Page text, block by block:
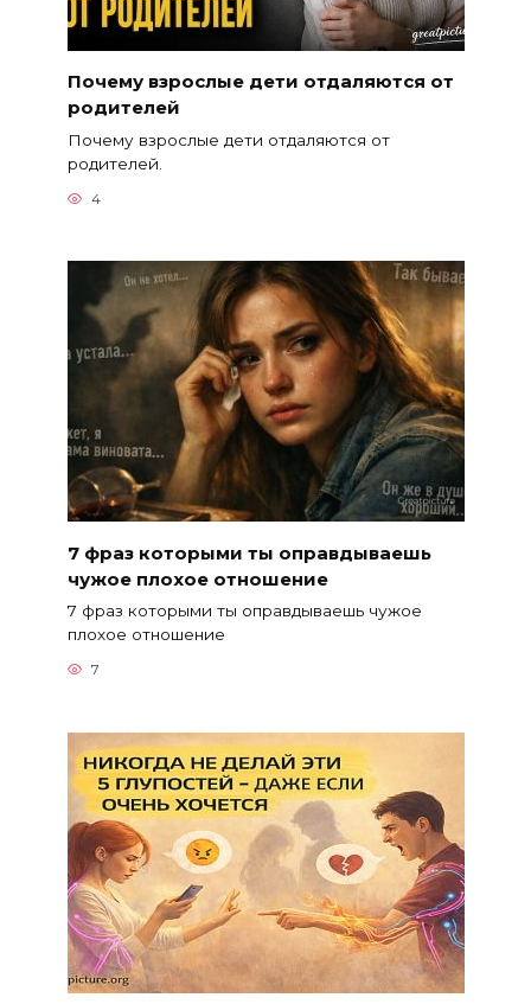
Почему взрослые дети отдаляются от
родителей
Почему взрослые дети отдаляются от
родителей.
4
7 фраз которыми ты оправдываешь
чужое плохое отношение
7 фраз которыми ты оправдываешь чужое
плохое отношение
7